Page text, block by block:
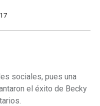
sociales, pues una
el éxito de Becky